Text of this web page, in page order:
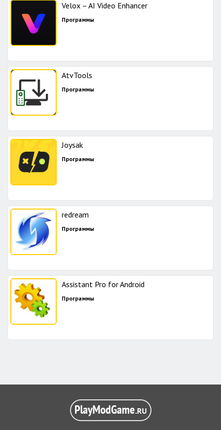
Velox – AI Video Enhancer
Программы
AtvTools
Программы
Joysak
Программы
redream
Программы
Assistant Pro for Android
Программы